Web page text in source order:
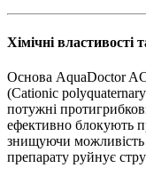
Хімічні властивості
Основа AquaDoctor
(Cationic
потужні
ефективно блокують
знищуючи можливість
препарату руйнує